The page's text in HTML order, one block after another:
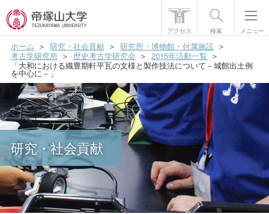
アクセス 検索 メニュー
帝塚山大学について
学部・大学院
学生生活
国際交流
研究・社会貢献
就職・資格
ホーム 研究・社会貢献
研究所・博物館・付属施設
考古学研究所
歴史考古学研究会
2015年活動一覧
「大和における織豊期軒平瓦の文様と製作技法について－城館出土例
を中心に－」
研究・社会貢献